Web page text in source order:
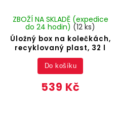
Úložný box na kolečkách,
recyklovaný plast, 32 l
ZBOŽÍ NA SKLADĚ (expedice
do 24 hodin) (12 ks)
539 Kč
Do košíku